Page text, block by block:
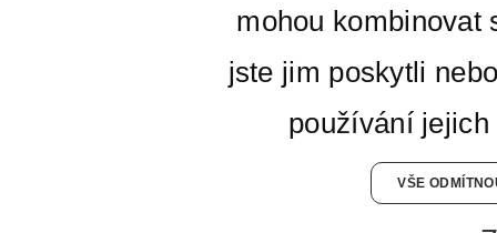
mohou kombinovat
jste jim poskytli
používání
VŠE